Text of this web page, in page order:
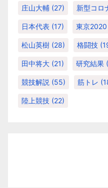
庄山大輔 (27) 新型コロ
日本代表 (17) 東京2020
松山英樹 (28) 格闘技
田中将大 (21) 研究結果
競技解説 (55) 筋トレ
陸上競技 (22)